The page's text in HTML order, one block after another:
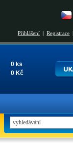
Přihlášení | Registrace |
0 ks
0 Kč